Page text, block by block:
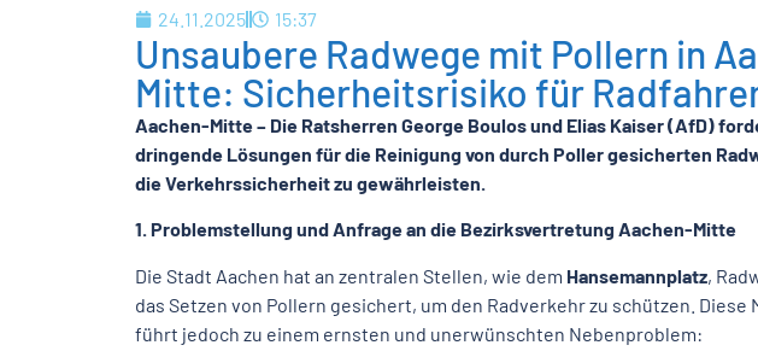
24.11.2025 15:37
Unsaubere Radwege mit Pollern in
Mitte: Sicherheitsrisiko für
Aachen-Mitte – Die Ratsherren George Boulos und Elias Kaiser (AfD)
dringende Lösungen für die Reinigung von durch Poller gesicherten
die Verkehrssicherheit zu gewährleisten.
1.Problemstellung und Anfrage an die Bezirksvertretung Aachen-Mitte
Die Stadt Aachen hat an zentralen Stellen, wie dem Hansemannplatz,
das Setzen von Pollern gesichert, um den Radverkehr zu schützen. Diese
führt jedoch zu einem ernsten und unerwünschten Nebenproblem: